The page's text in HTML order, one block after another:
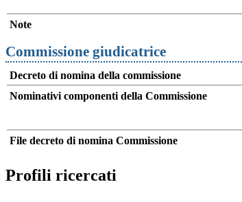
Note
Commissione giudicatrice
Decreto di nomina della commissione
Nominativi componenti della Commissione
File decreto di nomina Commissione
Profili ricercati